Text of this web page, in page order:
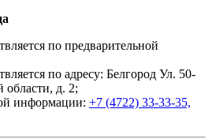
по предварительной
по адресу: Белгород Ул. 50-
области, д. 2;
информации: +7 (4722) 33-33-35,